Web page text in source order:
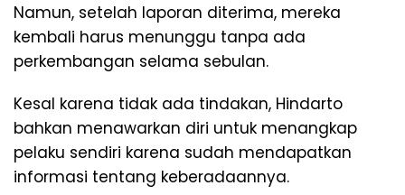
Namun, setelah laporan diterima, mereka
kembali harus menunggu tanpa ada
perkembangan selama sebulan.
Kesal karena tidak ada tindakan, Hindarto
bahkan menawarkan diri untuk menangkap
pelaku sendiri karena sudah mendapatkan
informasi tentang keberadaannya.